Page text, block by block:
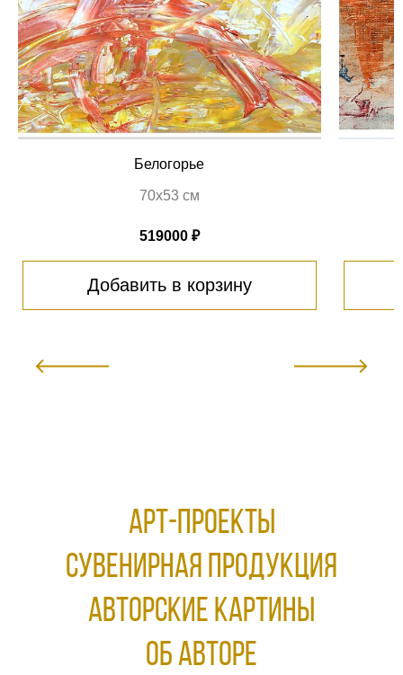
Белогорье
70х53 см
519000 ₽
Добавить в корзину
АРТ-ПРОЕКТЫ
Сувенирная продукция
АВТОРСКИЕ КАРТИНЫ
ОБ АВТОРЕ